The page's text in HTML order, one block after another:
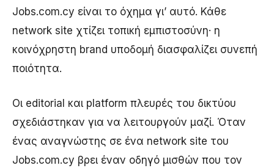
Jobs.com.cy είναι το όχημα γι’ αυτό. Κάθε
network site χτίζει τοπική εμπιστοσύνη· η
κοινόχρηστη brand υποδομή διασφαλίζει συνεπή
ποιότητα.
Οι editorial και platform πλευρές του δικτύου
σχεδιάστηκαν για να λειτουργούν μαζί. Όταν
ένας αναγνώστης σε ένα network site του
Jobs.com.cy βρει έναν οδηγό μισθών που τον